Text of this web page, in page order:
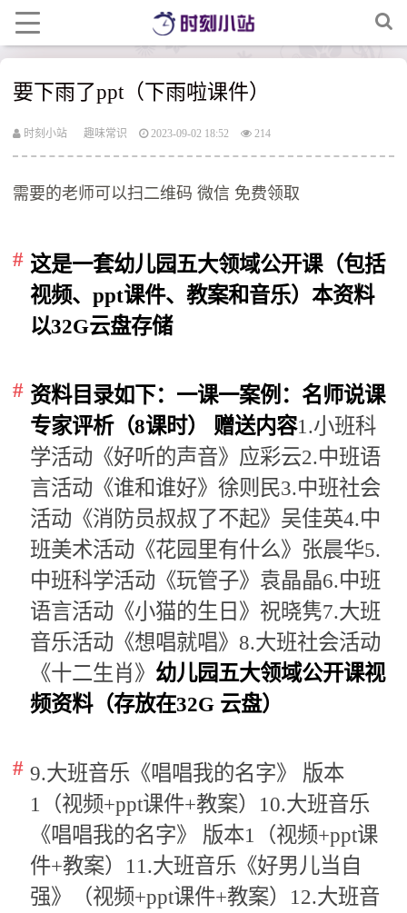
要下雨了ppt（下雨啦课件）
时刻小站 趣味常识 2023-09-02 18:52 214
需要的老师可以扫二维码 微信 免费领取
这是一套幼儿园五大领域公开课（包括
视频、ppt课件、教案和音乐）本资料
以32G云盘存储
资料目录如下： 一课一案例：名师说课
专家评析（8课时） 赠送内容1.小班科
学活动《好听的声音》应彩云2.中班语
言活动《谁和谁好》徐则民3.中班社会
活动《消防员叔叔了不起》吴佳英4.中
班美术活动《花园里有什么》张晨华5.
中班科学活动《玩管子》袁晶晶6.中班
语言活动《小猫的生日》祝晓隽7.大班
音乐活动《想唱就唱》8.大班社会活动
《十二生肖》 幼儿园五大领域公开课视
频资料（存放在32G 云盘）
9.大班音乐《唱唱我的名字》 版本
1（视频+ppt课件+教案）10.大班音乐
《唱唱我的名字》 版本1（视频+ppt课
件+教案）11.大班音乐《好男儿当自
强》（视频+ppt课件+教案）12.大班音